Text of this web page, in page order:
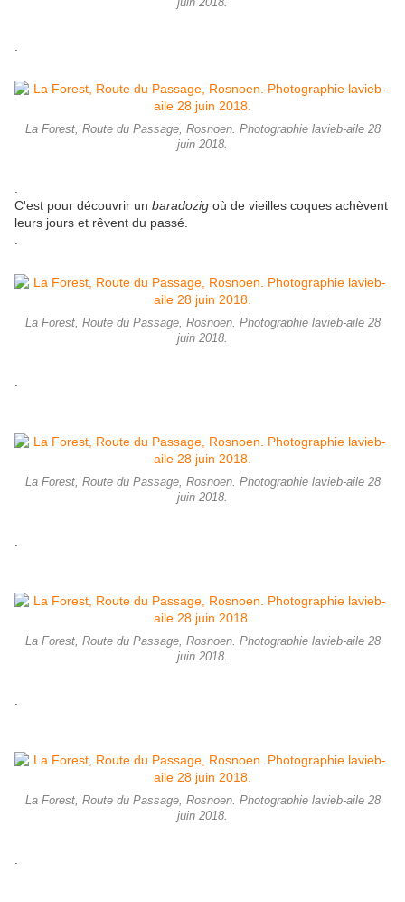
juin 2018.
.
La Forest, Route du Passage, Rosnoen. Photographie lavieb-aile 28
juin 2018.
.
C'est pour découvrir un baradozig où de vieilles coques achèvent
leurs jours et rêvent du passé.
.
La Forest, Route du Passage, Rosnoen. Photographie lavieb-aile 28
juin 2018.
.
La Forest, Route du Passage, Rosnoen. Photographie lavieb-aile 28
juin 2018.
.
La Forest, Route du Passage, Rosnoen. Photographie lavieb-aile 28
juin 2018.
.
La Forest, Route du Passage, Rosnoen. Photographie lavieb-aile 28
juin 2018.
.